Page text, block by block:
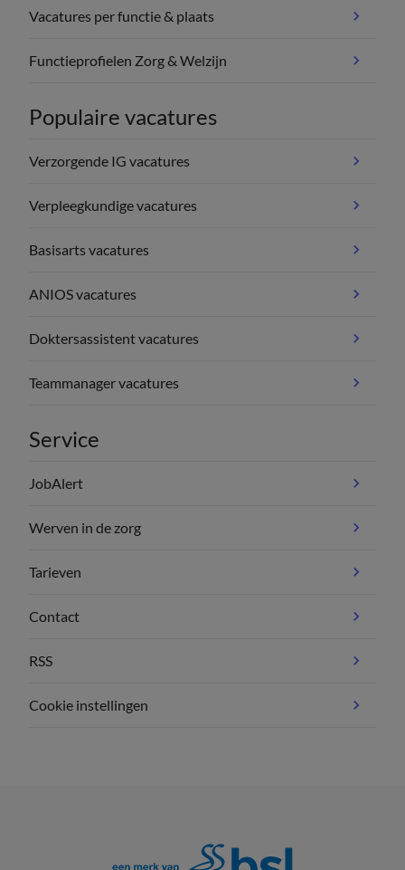
Vacatures per functie & plaats
Functieprofielen Zorg & Welzijn
Populaire vacatures
Verzorgende IG vacatures
Verpleegkundige vacatures
Basisarts vacatures
ANIOS vacatures
Doktersassistent vacatures
Teammanager vacatures
Service
JobAlert
Werven in de zorg
Tarieven
Contact
RSS
Cookie instellingen